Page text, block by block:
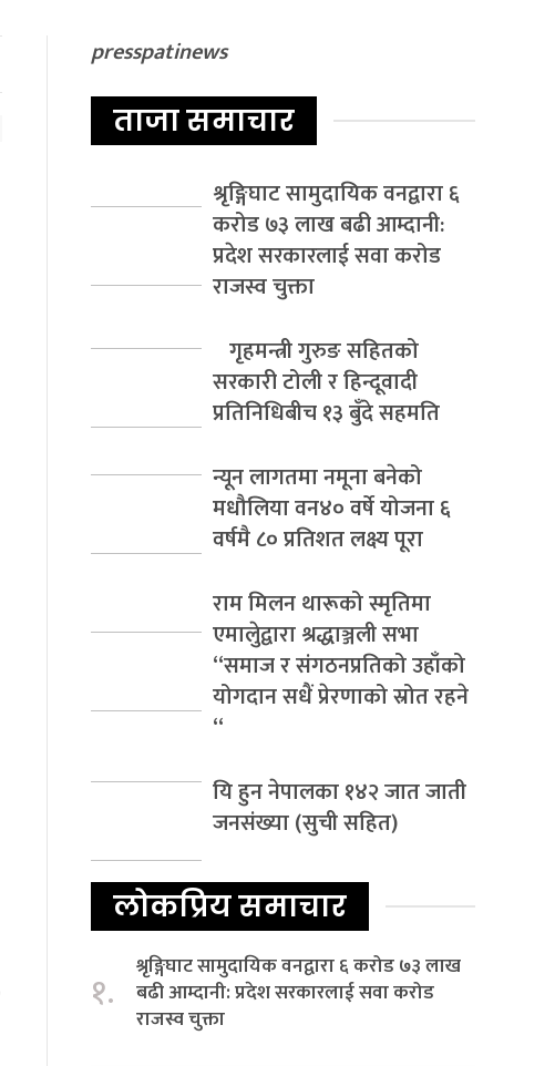
presspatinews
ताजा समाचार
श्रृङ्गिघाट सामुदायिक वनद्वारा ६
करोड ७३ लाख बढी आम्दानी:
प्रदेश सरकारलाई सवा करोड
राजस्व चुक्ता
गृहमन्त्री गुरुङ सहितको
सरकारी टोली र हिन्दूवादी
प्रतिनिधिबीच १३ बुँदे सहमति
न्यून लागतमा नमूना बनेको
मधौलिया वन४० वर्षे योजना ६
वर्षमै ८० प्रतिशत लक्ष्य पूरा
राम मिलन थारूको स्मृतिमा
एमालेुद्वारा श्रद्धाञ्जली सभा
“समाज र संगठनप्रतिको उहाँको
योगदान सधैं प्रेरणाको स्रोत रहने
“
यि हुन नेपालका १४२ जात जाती
जनसंख्या (सुची सहित)
लोकप्रिय समाचार
१.
श्रृङ्गिघाट सामुदायिक वनद्वारा ६ करोड ७३ लाख
बढी आम्दानी: प्रदेश सरकारलाई सवा करोड
राजस्व चुक्ता